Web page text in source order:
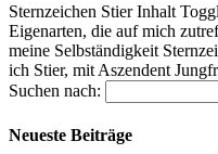
Sternzeichen Stier Inhalt
Eigenarten, die auf mich
meine Selbständigkeit
ich Stier, mit Aszendent
Suchen nach:
Neueste Beiträge